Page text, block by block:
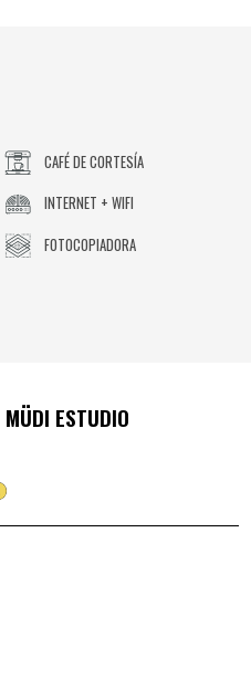
CAFÉ DE CORTESÍA
INTERNET + WIFI
FOTOCOPIADORA
MÜDI ESTUDIO